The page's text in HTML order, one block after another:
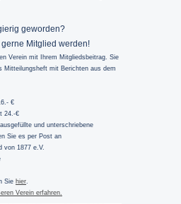
geworden?
Mitglied werden!
Verein mit Ihrem Mitgliedsbeitrag. Sie
Mitteilungsheft mit Berichten aus dem
€
24.-€
und unterschriebene
Sie es per Post an
von 1877 e.V.
Sie hier.
Verein erfahren.